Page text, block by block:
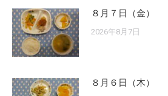
８月７日（金）
2026年8月7日
８月６日（木）